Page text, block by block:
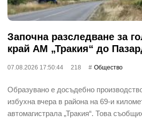
Започна разследване за
край АМ „Тракия“ до
07.08.2026 17:50:44 218 Общество
Образувано е досъдебно
избухна вчера в района на 69-и
автомагистрала „Тракия“. Това